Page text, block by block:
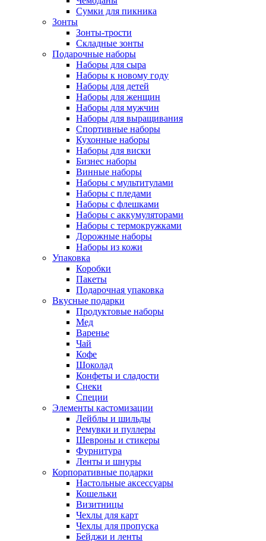
Сумки для пикника
Зонты
Зонты-трости
Складные зонты
Подарочные наборы
Наборы для сыра
Наборы к новому году
Наборы для детей
Наборы для женщин
Наборы для мужчин
Наборы для выращивания
Спортивные наборы
Кухонные наборы
Наборы для виски
Бизнес наборы
Винные наборы
Наборы с мультитулами
Наборы с пледами
Наборы с флешками
Наборы с аккумуляторами
Наборы с термокружками
Дорожные наборы
Наборы из кожи
Упаковка
Коробки
Пакеты
Подарочная упаковка
Вкусные подарки
Продуктовые наборы
Мед
Варенье
Чай
Кофе
Шоколад
Конфеты и сладости
Снеки
Специи
Элементы кастомизации
Лейблы и шильды
Ремувки и пуллеры
Шевроны и стикеры
Фурнитура
Ленты и шнуры
Корпоративные подарки
Настольные аксессуары
Кошельки
Визитницы
Чехлы для карт
Чехлы для пропуска
Бейджи и ленты